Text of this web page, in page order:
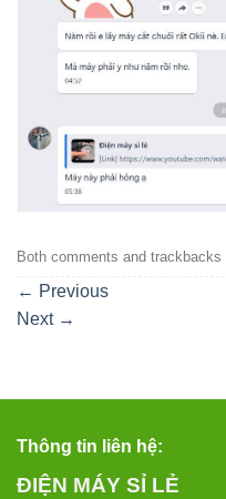
Both comments and trackbacks
← Previous
Next →
Thông tin liên hệ:
ĐIỆN MÁY SỈ LẺ